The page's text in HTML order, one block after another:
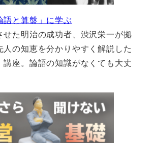
語と算盤」に学ぶ
せた明治の成功者、渋沢栄一が拠
人の知恵を分かりやすく解説した
講座。論語の知識がなくても大丈